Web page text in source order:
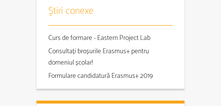
Ştiri conexe
Curs de formare - Eastern Project Lab
Consultați broșurile Erasmus+ pentru
domeniul școlar!
Formulare candidatură Erasmus+ 2019